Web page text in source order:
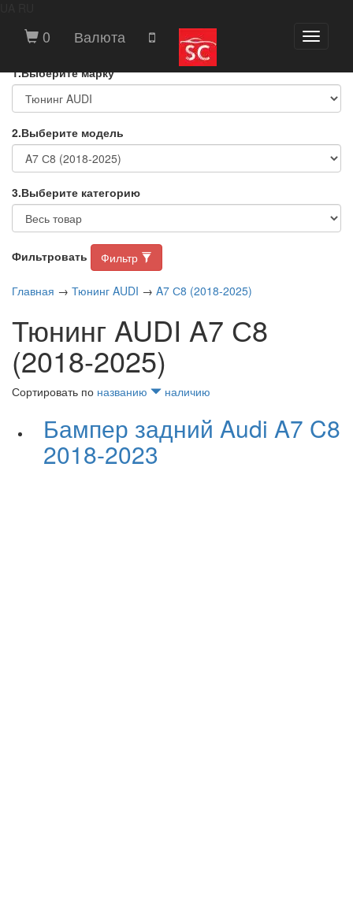
Toggle
0 Валюта
ВЫБЕРИТЕ МАРКУ И МОДЕЛЬ
АВТОМОБИЛЯ
1.Выберите марку
2.Выберите модель
3.Выберите категорию
Фильтровать Фильтр
Главная → Тюнинг AUDI → A7 С8 (2018-2025)
Тюнинг AUDI A7 С8
(2018-2025)
Сортировать по названию наличию
Бампер задний Audi A7 C8
2018-2023